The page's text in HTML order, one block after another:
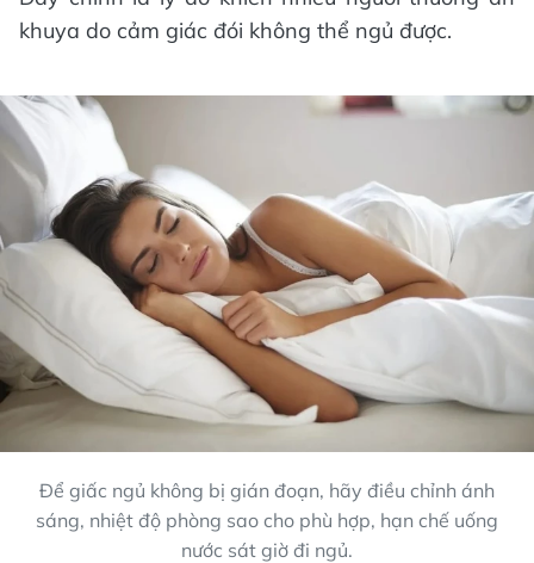
khuya do cảm giác đói không thể ngủ được.
Để giấc ngủ không bị gián đoạn, hãy điều chỉnh ánh
sáng, nhiệt độ phòng sao cho phù hợp, hạn chế uống
nước sát giờ đi ngủ.